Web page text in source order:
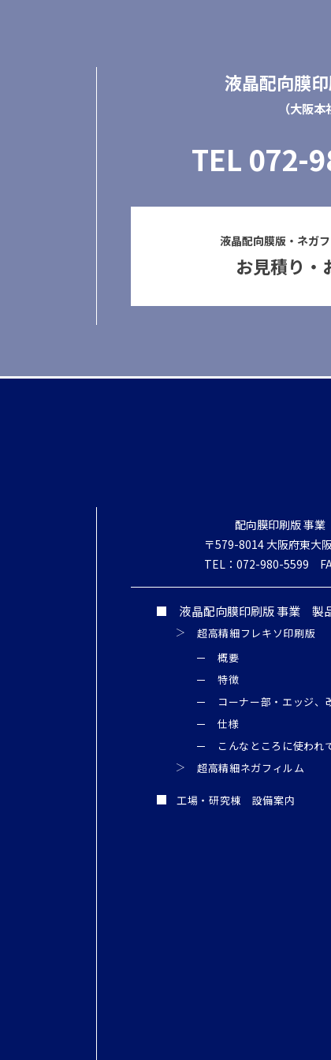
液晶配向膜
（大阪本
TEL 072-
液晶配向膜版・ネガ
お見積り・
配向膜印刷版 事業
〒579-8014 大阪府東大
TEL：072-980-5599
液晶配向膜印刷版 事業 製
超高精細フレキソ印刷版
概要
特徴
コーナー部・エッジ、
仕様
こんなところに使われ
超高精細ネガフィルム
工場・研究棟 設備案内